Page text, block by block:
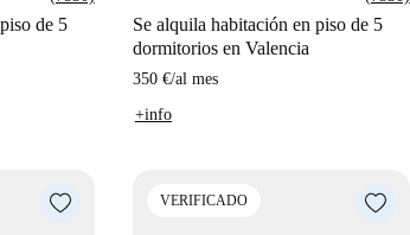
de 5
Se alquila habitación en piso de 5
dormitorios en Valencia
350 €/al mes
+info
VERIFICADO